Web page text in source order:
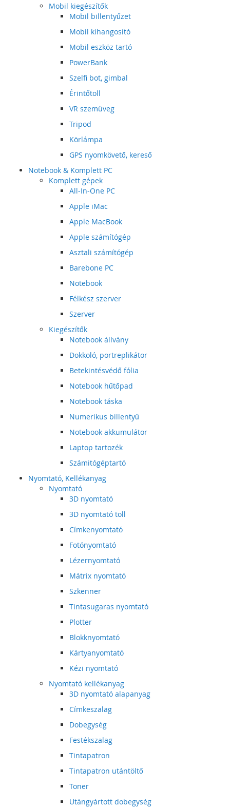
Mobil kiegészítők
Mobil billentyűzet
Mobil kihangosító
Mobil eszköz tartó
PowerBank
Szelfi bot, gimbal
Érintőtoll
VR szemüveg
Tripod
Körlámpa
GPS nyomkövető, kereső
Notebook & Komplett PC
Komplett gépek
All-In-One PC
Apple iMac
Apple MacBook
Apple számítógép
Asztali számítógép
Barebone PC
Notebook
Félkész szerver
Szerver
Kiegészítők
Notebook állvány
Dokkoló, portreplikátor
Betekintésvédő fólia
Notebook hűtőpad
Notebook táska
Numerikus billentyű
Notebook akkumulátor
Laptop tartozék
Számitógéptartó
Nyomtató, Kellékanyag
Nyomtató
3D nyomtató
3D nyomtató toll
Címkenyomtató
Fotónyomtató
Lézernyomtató
Mátrix nyomtató
Szkenner
Tintasugaras nyomtató
Plotter
Blokknyomtató
Kártyanyomtató
Kézi nyomtató
Nyomtató kellékanyag
3D nyomtató alapanyag
Címkeszalag
Dobegység
Festékszalag
Tintapatron
Tintapatron utántöltő
Toner
Utángyártott dobegység